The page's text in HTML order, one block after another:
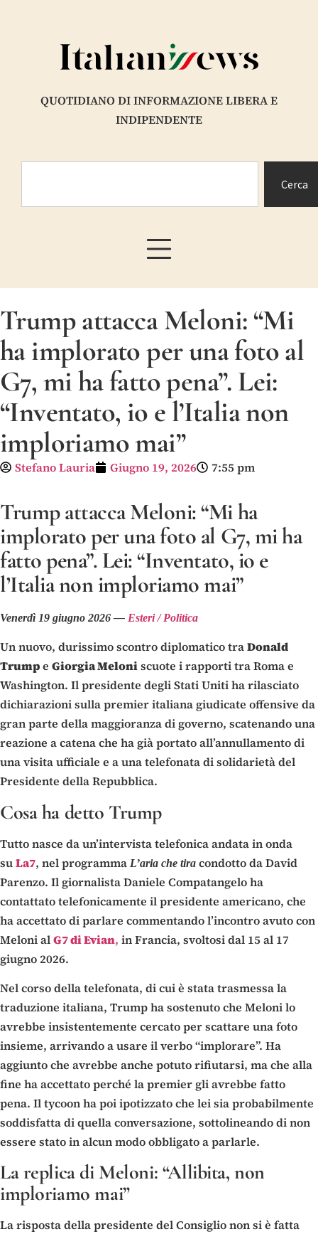
QUOTIDIANO DI INFORMAZIONE LIBERA E
INDIPENDENTE
Cerca
Trump attacca Meloni: “Mi
ha implorato per una foto al
G7, mi ha fatto pena”. Lei:
“Inventato, io e l’Italia non
imploriamo mai”
Stefano Lauria Giugno 19, 2026 7:55 pm
Trump attacca Meloni: “Mi ha
implorato per una foto al G7, mi ha
fatto pena”. Lei: “Inventato, io e
l’Italia non imploriamo mai”
Venerdì 19 giugno 2026 — Esteri / Politica
Un nuovo, durissimo scontro diplomatico traDonald
Trumpe Giorgia Meloniscuote i rapporti tra Roma e
Washington. Il presidente degli Stati Uniti ha rilasciato
dichiarazioni sulla premier italiana giudicate offensive da
gran parte della maggioranza di governo, scatenando una
reazione a catena che ha già portato all’annullamento di
una visita ufficiale e a una telefonata di solidarietà del
Presidente della Repubblica.
Cosa ha detto Trump
Tutto nasce da un’intervista telefonica andata in onda
suLa7, nel programma L’aria che tira condotto da David
Parenzo. Il giornalista Daniele Compatangelo ha
contattato telefonicamente il presidente americano, che
ha accettato di parlare commentando l’incontro avuto con
Meloni alG7 di Evian, in Francia, svoltosi dal 15 al 17
giugno 2026.
Nel corso della telefonata, di cui è stata trasmessa la
traduzione italiana, Trump ha sostenuto che Meloni lo
avrebbe insistentemente cercato per scattare una foto
insieme, arrivando a usare il verbo “implorare”. Ha
aggiunto che avrebbe anche potuto rifiutarsi, ma che alla
fine ha accettato perché la premier gli avrebbe fatto
pena. Il tycoon ha poi ipotizzato che lei sia probabilmente
soddisfatta di quella conversazione, sottolineando di non
essere stato in alcun modo obbligato a parlarle.
La replica di Meloni: “Allibita, non
imploriamo mai”
La risposta della presidente del Consiglio non si è fatta